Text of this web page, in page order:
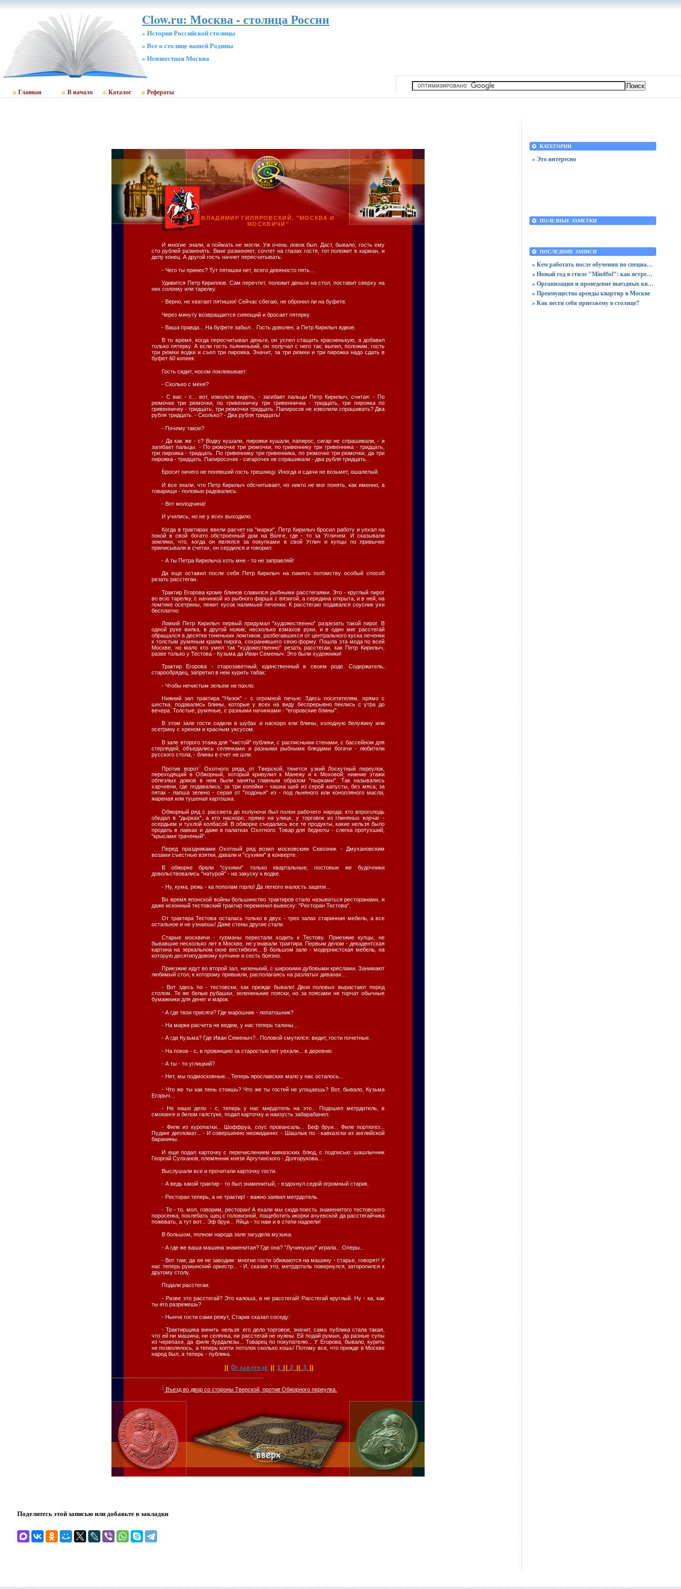
Clow.ru: Москва - столица России
» История Российской столицы
» Все о столице нашей Родины
» Неизвестная Москва
Главная В начало Каталог Рефераты
ВЛАДИМИР ГИЛЯРОВСКИЙ. "МОСКВА И
МОСКВИЧИ"
И многие знали, а поймать не могли. Уж очень ловок был. Даст, бывало, гость ему
сто рублей разменять. Вмиг разменяет, сочтет на глазах гостя, тот положит в карман, и
делу конец. А другой гость начнет пересчитывать:
- Чего ты принес? Тут пятишки нет, всего девяносто пять...
Удивится Петр Кириллов. Сам перечтет, положит деньги на стол, поставит сверху на
них солонку или тарелку.
- Верно, не хватает пятишки! Сейчас сбегаю, не обронил ли на буфете.
Через минуту возвращается сияющий и бросает пятерку.
- Ваша правда... На буфете забыл... Гость доволен, а Петр Кирилыч вдвое.
В то время, когда пересчитывал деньги, он успел стащить красненькую, а добавил
только пятерку. А если гость пьяненький, он получал с него так; выпил, положим, гость
три рюмки водки и съел три пирожка. Значит, за три рюмки и три пирожка надо сдать в
буфет 60 копеек.
Гость сидит, носом поклевывает:
- Сколько с меня?
- С вас - с... вот, извольте видеть, - загибает пальцы Петр Кирилыч, считая: - По
рюмочке три рюмочки, по гривенничку три гривенничка - тридцать, три пирожка по
гривенничку - тридцать, три рюмочки тридцать. Папиросок не изволили спрашивать? Два
рубля тридцать. - Сколько? - Два рубля тридцать!
- Почему такое?
- Да как же - с? Водку кушали, пирожки кушали, папирос, сигар не спрашивали, - и
загибает пальцы. - По рюмочке три рюмочки, по гривеннику три гривенника - тридцать,
три пирожка - тридцать. По гривеннику три гривенника, по рюмочке три рюмочки, да три
пирожка - тридцать. Папиросочек - сигарочек не спрашивали - два рубля тридцать...
Бросит ничего не понявший гость трешницу. Иногда и сдачи не возьмет, ошалелый.
И все знали, что Петр Кирилыч обсчитывает, но никто не мог понять, как именно, а
товарищи - половые радовались:
- Вот молодчина!
И учились, но не у всех выходило.
Когда в трактирах ввели расчет на "марки", Петр Кирилыч бросил работу и уехал на
покой в свой богато обстроенный дом на Волге, где - то за Угличем. И сказывали
земляки, что, когда он являлся за покупками в свой Углич и купцы по привычке
приписывали в счетах, он сердился и говорил:
- А ты Петра Кирилыча хоть мне - то не заправляй!
Да еще оставил после себя Петр Кирилыч на память потомству особый способ
резать расстегаи.
Трактир Егорова кроме блинов славился рыбными расстегаями. Это - круглый пирог
во всю тарелку, с начинкой из рыбного фарша с вязигой, а середина открыта, и в ней, на
ломтике осетрины, лежит кусок налимьей печенки. К расстегаю подавался соусник ухи
бесплатно.
Ловкий Петр Кирилыч первый придумал "художественно" разрезать такой пирог. В
одной руке вилка, в другой ножик; несколько взмахов руки, и в один миг расстегай
обращался в десятки тоненьких ломтиков, разбегавшихся от центрального куска печенки
к толстым румяным краям пирога, сохранившего свою форму. Пошла эта мода по всей
Москве, но мало кто умел так "художественно" резать расстегаи, как Петр Кирилыч,
разве только у Тестова - Кузьма да Иван Семеныч. Это были художники!
Трактир Егорова - старозаветный, единственный в своем роде. Содержатель,
старообрядец, запретил в нем курить табак:
- Чтобы нечистым зельем не пахло.
Нижний зал трактира "Низок" - с огромной печью. Здесь посетителям, прямо с
шестка, подавались блины, которые у всех на виду беспрерывно пеклись с утра до
вечера. Толстые, румяные, с разными начинками - "егоровские блины".
В этом зале гости сидели в шубах и наскоро ели блины, холодную белужину или
осетрину с хреном и красным уксусом.
В зале второго этажа для "чистой" публики, с расписными стенами, с бассейном для
стерлядей, объедались селянками и разными рыбными блюдами богачи - любители
русского стола, - блины в счет не шли.
Против ворот1Охотного ряда, от Тверской, тянется узкий Лоскутный переулок,
переходящий в Обжорный, который кривулил к Манежу и к Моховой; нижние этажи
облезлых домов в нем были заняты главным образом "пырками". Так назывались
харчевни, где подавались: за три копейки - чашка щей из серой капусты, без мяса; за
пятак - лапша зелено - серая от "подонья" из - под льняного или конопляного масла,
жареная или тушеная картошка.
Обжорный ряд с рассвета до полуночи был полон рабочего народа: кто впроголодь
обедал в "дырках", а кто наскоро, прямо на улице, у торговок из глиняных корчаг -
осердьем и тухлой колбасой. В обжорке съедались все те продукты, какие нельзя было
продать в лавках и даже в палатках Охотного. Товар для бедноты - слегка протухший,
"крысами траченый".
Перед праздниками Охотный ряд возил московским Сквозник - Дмухановским
возами съестные взятки, давали и "сухими" в конверте.
В обжорке брали "сухими" только квартальные, постовые же будочники
довольствовались "натурой" - на закуску к водке.
- Ну, кума, режь - ка пополам горло! Да легкого малость зацепи...
Во время японской войны большинство трактиров стало называться ресторанами, и
даже исконный тестовский трактир переменил вывеску: "Ресторан Тестова".
От трактира Тестова осталась только в двух - трех залах старинная мебель, а все
остальное и не узнаешь! Даже стены другие стали.
Старые москвичи - гурманы перестали ходить к Тестову. Приезжие купцы, не
бывавшие несколько лет в Москве, не узнавали трактира. Первым делом - декадентская
картина на зеркальном окне вестибюля... В большом зале - модернистская мебель, на
которую десятипудовому купчине и сесть боязно.
Приезжие идут во второй зал, низенький, с широкими дубовыми креслами. Занимают
любимый стол, к которому привыкли, располагаясь на разлатых диванах...
- Вот здесь по - тестовски, как прежде бывало! Двое половых вырастают перед
столом. Те же белые рубашки, зелененькие пояски, но за поясами не торчат обычные
бумажники для денег и марок.
- А где твои присяги? Где марошник - лопатошник?
- На марки расчета не ведем, у нас теперь талоны...
- А где Кузьма? Где Иван Семеныч?.. Половой смутился: видит, гости почетные.
- На покое - с, в провинцию за старостью лет уехали... в деревню.
- А ты - то углицкий?
- Нет, мы подмосковные... Теперь ярославских мало у нас осталось...
- Что же ты как пень стоишь? Что же ты гостей не угощаешь? Вот, бывало, Кузьма
Егорыч...
- Не наше дело - с, теперь у нас мирдотель на это... Подошел метрдотель, в
смокинге и белом галстуке, подал карточку и наизусть забарабанил:
- Филе из куропатки... Шоффруа, соус провансаль... Беф бруи... Филе портюгез...
Пудинг дипломат... - И совершенно неожиданно: - Шашлык по - кавказски из английской
баранины.
И еще подал карточку с перечислением кавказских блюд, с подписью: шашлычник
Георгий Сулханов, племянник князя Аргутинского - Долгорукова...
Выслушали все и прочитали карточку гости.
- А ведь какой трактир - то был знаменитый, - вздохнул седой огромный старик.
- Ресторан теперь, а не трактир! - важно заявил метрдотель.
- То - то, мол, говорим, ресторан! А ехали мы сюда поесть знаменитого тестовского
поросенка, похлебать щец с головизной, пощеботить икорки ачуевской да расстегайчика
пожевать, а тут вот... Эф бруи... Яйца - то нам и в степи надоели!
В большом, полном народа зале загудела музыка.
- А где же ваша машина знаменитая? Где она? "Лучинушку" играла... Оперы...
- Вот там; да ее не заводим: многие гости обижаются на машину - старье, говорят! У
нас теперь румынский оркестр... - И, сказав это, метрдотель повернулся, заторопился к
другому столу.
Подали расстегаи.
- Разве это расстегай? Это калоша, а не расстегай! Расстегай круглый. Ну - ка, как
ты его разрежешь?
- Нынче гости сами режут, Старик сказал соседу:
- Трактирщика винить нельзя: его дело торговое, значит, сама публика стала такая,
что ей ни машина, ни селянка, ни расстегай не нужны. Ей подай румын, да разные супы
из черепахи, да филе бурдалезы... Товарец по покупателю... У Егорова, бывало, курить
не позволялось, а теперь копти потолок сколько хошь! Потому все, что прежде в Москве
народ был, а теперь - публика.
|| Оглавление || 1 ||2 ||3 ||
1 Въезд во двор со стороны Тверской, против Обжорного переулка.
Поделитесь этой записью или добавьте в закладки
КАТЕГОРИИ
» Это интересно
ПОЛЕЗНЫЕ ЗАМЕТКИ
ПОСЛЕДНИЕ ЗАПИСИ
» Кем работать после обучения по специальности «Логистика»
» Новый год в стиле "Mindful": как встретить праздник, оставшись в сознании
» Организация и проведение выездных квизов
» Преимущества аренды квартир в Москве
» Как вести себя приезжему в столице?